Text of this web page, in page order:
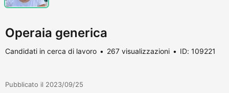
Operaia generica
Candidati in cerca di lavoro 267 visualizzazioni ID: 109221
Pubblicato il 2023/09/25